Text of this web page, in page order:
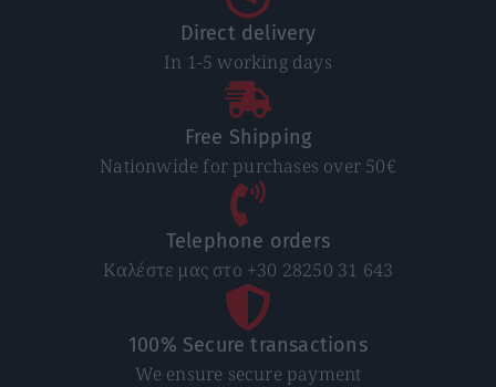
Direct delivery
In 1-5 working days
Free Shipping
Nationwide for purchases over 50€
Telephone orders
Καλέστε μας στο +30 28250 31 643
100% Secure transactions
We ensure secure payment